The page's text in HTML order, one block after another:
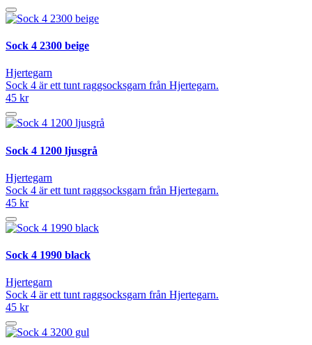
Sock 4 2300 beige
Hjertegarn
Sock 4 är ett tunt raggsocksgarn från Hjertegarn.
45 kr
Sock 4 1200 ljusgrå
Hjertegarn
Sock 4 är ett tunt raggsocksgarn från Hjertegarn.
45 kr
Sock 4 1990 black
Hjertegarn
Sock 4 är ett tunt raggsocksgarn från Hjertegarn.
45 kr